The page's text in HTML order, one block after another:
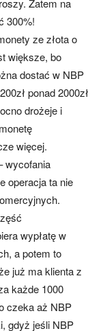
Zatem na
300%!
ze złota o
większe, bo
dostać w NBP
ponad 2000zł
drożeje i
więcej.
wycofania
operacja ta nie
wypłatę w
a potem to
już ma klienta z
każde 1000
czeka aż NBP
gdyż jeśli NBP